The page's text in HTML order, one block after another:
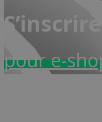
pour e-